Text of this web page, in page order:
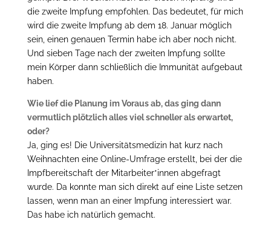
die zweite Impfung empfohlen. Das bedeutet, für mich
wird die zweite Impfung ab dem 18. Januar möglich
sein, einen genauen Termin habe ich aber noch nicht.
Und sieben Tage nach der zweiten Impfung sollte
mein Körper dann schließlich die Immunität aufgebaut
haben.
Wie lief die Planung im Voraus ab, das ging dann
vermutlich plötzlich alles viel schneller als erwartet,
oder?
Ja, ging es! Die Universitätsmedizin hat kurz nach
Weihnachten eine Online-Umfrage erstellt, bei der die
Impfbereitschaft der Mitarbeiter*innen abgefragt
wurde. Da konnte man sich direkt auf eine Liste setzen
lassen, wenn man an einer Impfung interessiert war.
Das habe ich natürlich gemacht.